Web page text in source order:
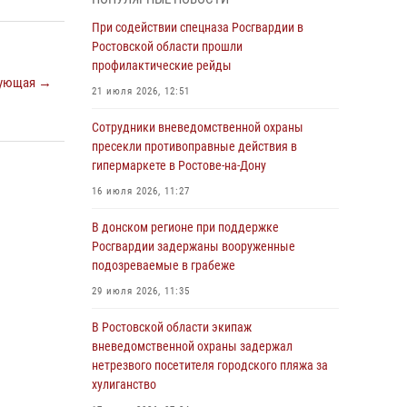
→
Росгвардейцы из Ростовской области
приняли участие в молебне в честь небесного
покровителя князя Владимира и Крещения
При содействии спецназа Росгвардии в
Ростовской области прошли
В Ростовской области экипаж
вневедомственной охраны задержал
17 июля 2026, 07:24
Сотрудники вневедомственной охраны
пресекли противоправные действия в
При содействии спецназа Росгвардии в
Ростовской области прошли
профилактические рейды
21 июля 2026, 12:51
Сотрудники вневедомственной охраны
пресекли противоправные действия в
гипермаркете в Ростове-на-Дону
16 июля 2026, 11:27
В донском регионе при поддержке
Росгвардии задержаны вооруженные
подозреваемые в грабеже
29 июля 2026, 11:35
В Ростовской области экипаж
вневедомственной охраны задержал
нетрезвого посетителя городского пляжа за
хулиганство